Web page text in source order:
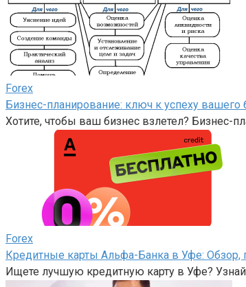
Forex
Бизнес-планирование: ключ к успеху вашего
Хотите, чтобы ваш бизнес взлетел? Бизнес-
Forex
Кредитные карты Альфа-Банка в Уфе:
Ищете лучшую кредитную карту в Уфе?